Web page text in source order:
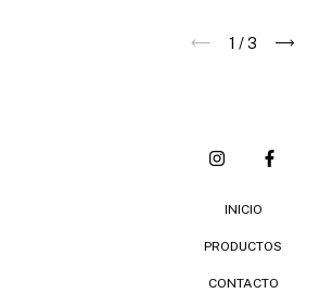
1 /3
INICIO
PRODUCTOS
CONTACTO